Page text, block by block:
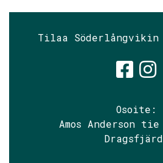
Tilaa
Osoite:
Amos Anderson